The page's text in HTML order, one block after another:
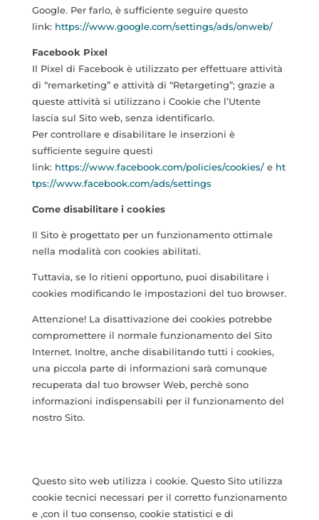
Google. Per farlo, è sufficiente seguire questo
link: https://www.google.com/settings/ads/onweb/
Facebook Pixel
Il Pixel di Facebook è utilizzato per effettuare attività
di “remarketing” e attività di “Retargeting”; grazie a
queste attività si utilizzano i Cookie che l’Utente
lascia sul Sito web, senza identificarlo.
Per controllare e disabilitare le inserzioni è
sufficiente seguire questi
link: https://www.facebook.com/policies/cookies/e ht
tps://www.facebook.com/ads/settings
Come disabilitare i cookies
Il Sito è progettato per un funzionamento ottimale
nella modalità con cookies abilitati.
Tuttavia, se lo ritieni opportuno, puoi disabilitare i
cookies modificando le impostazioni del tuo browser.
Attenzione! La disattivazione dei cookies potrebbe
compromettere il normale funzionamento del Sito
Internet. Inoltre, anche disabilitando tutti i cookies,
una piccola parte di informazioni sarà comunque
recuperata dal tuo browser Web, perchè sono
informazioni indispensabili per il funzionamento del
nostro Sito.
Questo sito web utilizza i cookie. Questo Sito utilizza
cookie tecnici necessari per il corretto funzionamento
e ,con il tuo consenso, cookie statistici e di